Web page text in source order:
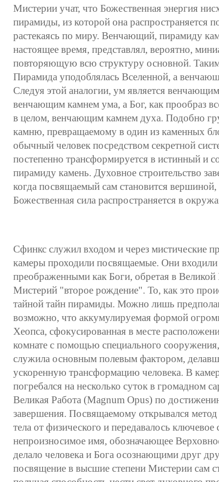
Мистерии учат, что Божественная энергия
пирамиды, из которой она распространяется
растекаясь по миру. Венчающий, пирамиду
настоящее время, представлял, вероятно,
повторяющую всю структуру основной.
Пирамида уподоблялась Вселенной, а
Следуя этой аналогии, ум является
венчающим камнем ума, а Бог, как прообраз
в целом, венчающим камнем духа. Подобно
камню, превращаемому в один из каменных
обычный человек посредством секретной
постепенно трансформируется в истинный и
пирамиду камень. Духовное строительство
когда посвящаемый сам становится
Божественная сила распространяется в
Сфинкс служил входом и через мистические
камеры проходили посвящаемые. Они
преображенными как Боги, обретая в
Мистерий "второе рождение". То, как это
тайной тайн пирамиды. Можно лишь
возможно, что аккумулируемая формой
Хеопса, сфокусированная в месте
комнате с помощью специального
служила основным полевым фактором,
ускоренную трансформацию человека. В
погребался на несколько суток в громадном
Великая Работа (Magnum Opus) по
завершения. Посвящаемому открывался метод
тела от физического и передавалось ключевое
непроизносимое имя, обозначающее
делало человека и Бога осознающими друг
посвящение в высшие степени Мистерии сам